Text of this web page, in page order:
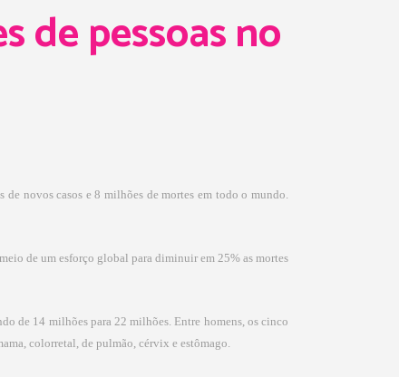
de pessoas no
novos casos e 8 milhões de mortes em todo o mundo.
de um esforço global para diminuir em 25% as mortes
de 14 milhões para 22 milhões. Entre homens, os cinco
colorretal, de pulmão, cérvix e estômago.